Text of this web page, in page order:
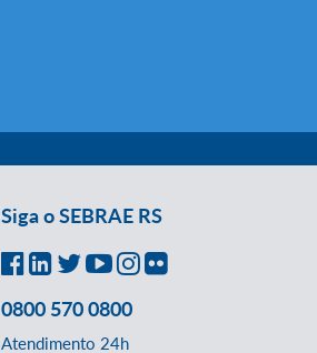
Siga o SEBRAE RS
0800 570 0800
Atendimento 24h